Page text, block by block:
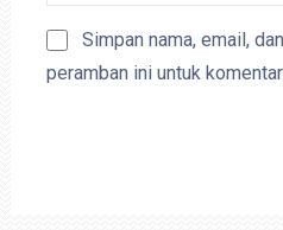
Simpan nama, email,
peramban ini untuk